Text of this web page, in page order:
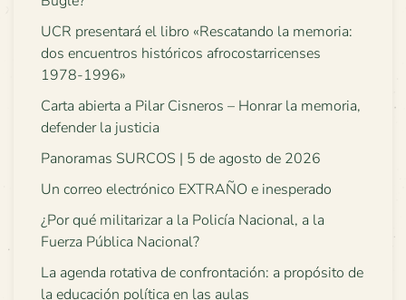
UCR presentará el libro «Rescatando la memoria:
dos encuentros históricos afrocostarricenses
1978-1996»
Carta abierta a Pilar Cisneros – Honrar la memoria,
defender la justicia
Panoramas SURCOS | 5 de agosto de 2026
Un correo electrónico EXTRAÑO e inesperado
¿Por qué militarizar a la Policía Nacional, a la
Fuerza Pública Nacional?
La agenda rotativa de confrontación: a propósito de
la educación política en las aulas